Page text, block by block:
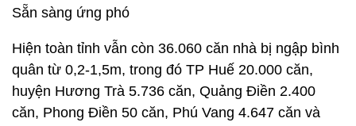
Sẵn sàng ứng phó
Hiện toàn tỉnh vẫn còn 36.060 căn nhà bị ngập bình
quân từ 0,2-1,5m, trong đó TP Huế 20.000 căn,
huyện Hương Trà 5.736 căn, Quảng Điền 2.400
căn, Phong Điền 50 căn, Phú Vang 4.647 căn và